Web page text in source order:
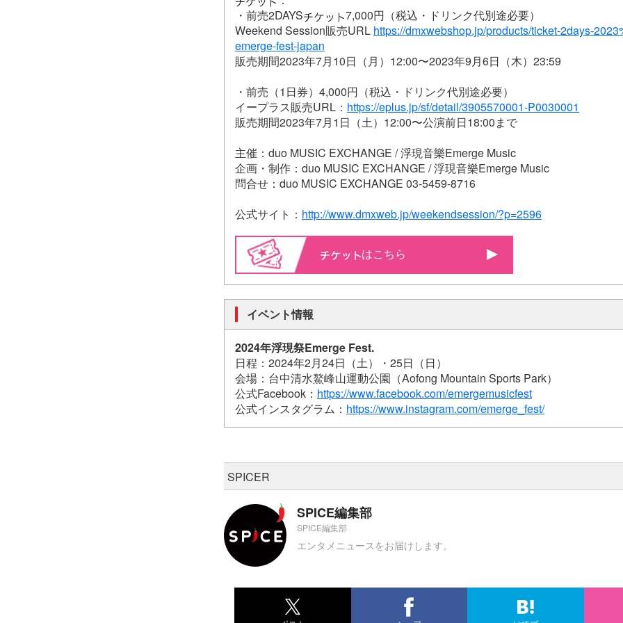
・前売2DAYS
7,000円（税込・ドリンク代別途必要）
Weekend Session販売URL https://dmxwebshop.jp/products/ticket-2days-
emerge-fest-japan
販売期間2023年7月10日（月）12:00〜2023年9月6日（木）23:59
・前売（1日券）4,000円（税込・ドリンク代別途必要）
イープラス販売URL： https://eplus.jp/sf/detail/3905570001-P0030001
販売期間2023年7月1日（土）12:00〜公演前日18:00まで
主催：duo MUSIC EXCHANGE / 浮現音樂Emerge Music
企画・制作：duo MUSIC EXCHANGE / 浮現音樂Emerge Music
問合せ：duo MUSIC EXCHANGE 03-5459-8716
公式サイト： http://www.dmxweb.jp/weekendsession/?p=2596
はこちら
イベント情報
2024年浮現祭Emerge Fest.
日程：2024年2月24日（土）・25日（日）
会場：台中清水鰲峰山運動公園（Aofong Mountain Sports Park）
公式Facebook： https://www.facebook.com/emergemusicfest
公式インスタグラム： https://www.instagram.com/emerge_fest/
SPICER
SPICE編集部
SPICE編集部
エンタメニュースをお届けします。